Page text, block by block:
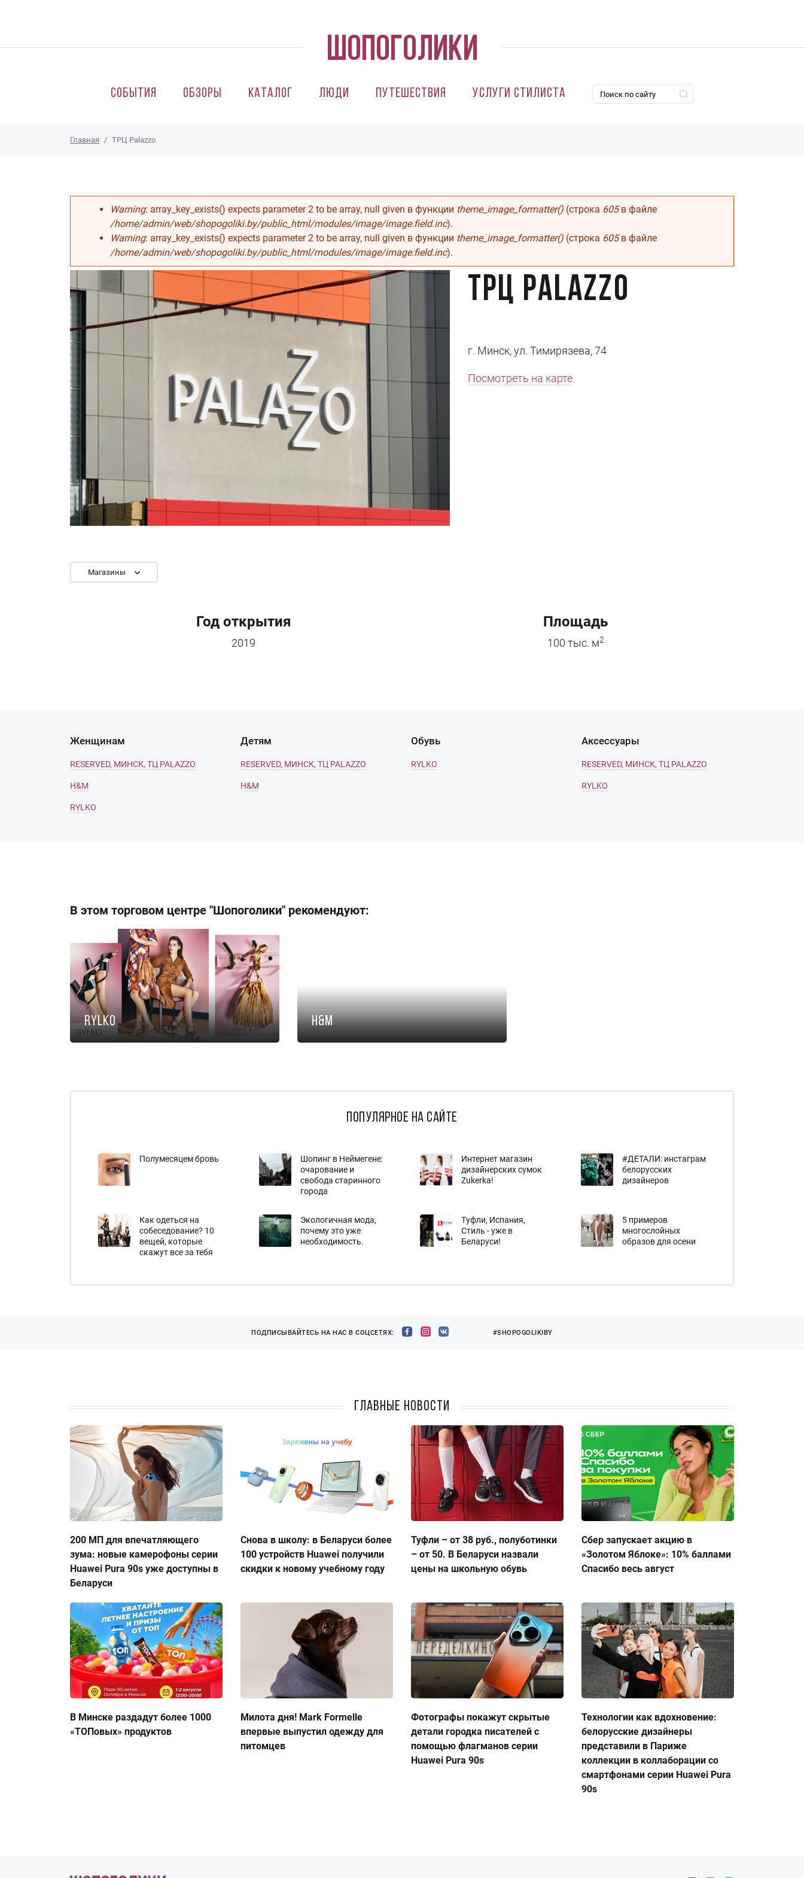
События Обзоры Каталог Люди Путешествия Услуги стилиста
Главная ТРЦ Palazzo
Сообщение об ошибке
Warning: array_key_exists() expects parameter 2 to be array, null given в функции theme_image_formatter() (строка 605в файле
/home/admin/web/shopogoliki.by/public_html/modules/image/image.field.inc).
Warning: array_key_exists() expects parameter 2 to be array, null given в функции theme_image_formatter() (строка 605в файле
/home/admin/web/shopogoliki.by/public_html/modules/image/image.field.inc).
ТРЦ Palazzo
г. Минск, ул. Тимирязева, 74
Посмотреть на карте
Магазины
Год открытия
2019
Площадь
100 тыс. м2
Женщинам
RESERVED, МИНСК, ТЦ PALAZZO
H&M
RYLKO
Детям
RESERVED, МИНСК, ТЦ PALAZZO
H&M
Обувь
RYLKO
Аксессуары
RESERVED, МИНСК, ТЦ PALAZZO
RYLKO
В этом торговом центре "Шопоголики" рекомендуют:
RYLKO H&M
популярное на сайте
Полумесяцем бровь
Шопинг в Неймегене:
очарование и
свобода старинного
города
Интернет магазин
дизайнерских сумок
Zukerka!
#ДЕТАЛИ: инстаграм
белорусских
дизайнеров
Как одеться на
собеседование? 10
вещей, которые
скажут все за тебя
Экологичная мода,
почему это уже
необходимость.
Туфли, Испания,
Стиль - уже в
Беларуси!
5 примеров
многослойных
образов для осени
ПОДПИСЫВАЙТЕСЬ НА НАС В СОЦСЕТЯХ: #SHOPOGOLIKIBY
Главные новости
200 МП для впечатляющего
зума: новые камерофоны серии
Huawei Pura 90s уже доступны в
Беларуси
Снова в школу: в Беларуси более
100 устройств Huawei получили
скидки к новому учебному году
Туфли – от 38 руб., полуботинки
– от 50. В Беларуси назвали
цены на школьную обувь
Сбер запускает акцию в
«Золотом Яблоке»: 10% баллами
Спасибо весь август
В Минске раздадут более 1000
«ТОПовых» продуктов
Милота дня! Mark Formelle
впервые выпустил одежду для
питомцев
Фотографы покажут скрытые
детали городка писателей с
помощью флагманов серии
Huawei Pura 90s
Технологии как вдохновение:
белорусские дизайнеры
представили в Париже
коллекции в коллаборации со
смартфонами серии Huawei Pura
90s